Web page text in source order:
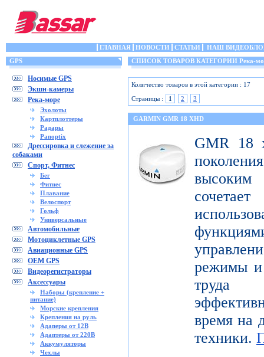
ГЛАВНАЯ НОВОСТИ СТАТЬИ
НАШ
GPS
Носимые GPS
Экшн-камеры
Река-море
Эхолоты
Картплоттеры
Радары
Panoptix
Дрессировка и слежение за
собаками
Спорт, Фитнес
Бег
Фитнес
Плавание
Велоспорт
Гольф
Универсальные
Автомобильные
Мотоциклетные GPS
Авиационные GPS
OEM GPS
Видеорегистраторы
Аксессуары
Наборы (крепление +
питание)
Морские крепления
Крепления на руль
Адаперы от 12В
Адаптеры от 220В
Аккумуляторы
Чехлы
СПИСОК ТОВАРОВ КАТЕГОРИИ Река-
Количество товаров в этой категории : 17
Страницы :
1 2 3
GARMIN GMR 18 XHD
GMR 18
высоким
режимы и
труда
время на
техники.